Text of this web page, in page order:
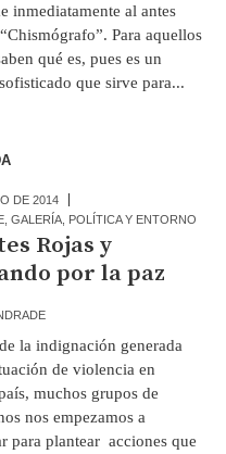
inmediatamente al antes
Para aquellos
qué es, pues es un
que sirve para...
DE 2014
,GALERÍA POLÍTICA Y ENTORNO
Rojas y
por la paz
la indignación generada
de violencia en
muchos grupos de
nos empezamos a
para plantear acciones que